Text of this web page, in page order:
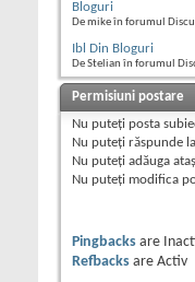
Bloguri
De mike în forumul
Ibl Din Bloguri
De Stelian în forumul
Permisiuni postare
Nu puteţi posta
Nu puteţi răspunde
Nu puteţi adăuga
Nu puteţi modifica
Pingbacks are
Refbacks are Activ